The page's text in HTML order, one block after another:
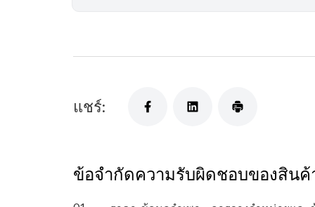
แชร์:
ข้อจำกัดความรับผิดชอบของสินค้